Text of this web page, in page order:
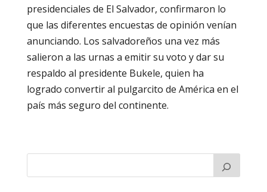
presidenciales de El Salvador, confirmaron lo
que las diferentes encuestas de opinión venían
anunciando. Los salvadoreños una vez más
salieron a las urnas a emitir su voto y dar su
respaldo al presidente Bukele, quien ha
logrado convertir al pulgarcito de América en el
país más seguro del continente.